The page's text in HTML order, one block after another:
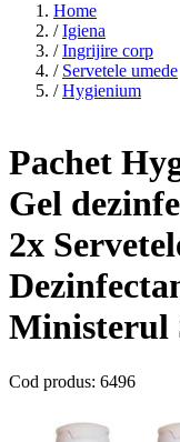
Home
/ Igiena
/ Ingrijire corp
/ Servetele umede
/ Hygienium
Pachet
Gel
2x
Ministerul
Cod produs: 6496